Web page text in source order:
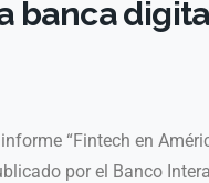
banca
“Fintech en
por el Banco